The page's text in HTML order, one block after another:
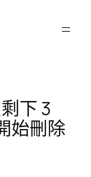
下 3
始刪除